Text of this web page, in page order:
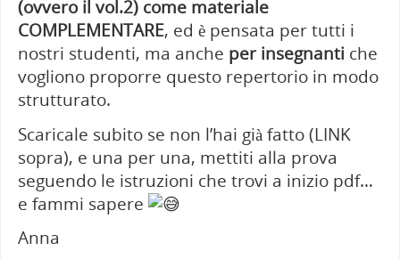
(ovvero il vol.2) come materiale
COMPLEMENTARE, ed è pensata per tutti i
nostri studenti, ma anche per insegnanti che
vogliono proporre questo repertorio in modo
strutturato.
Scaricale subito se non l’hai già fatto (LINK
sopra), e una per una, mettiti alla prova
seguendo le istruzioni che trovi a inizio pdf…
e fammi sapere
Anna